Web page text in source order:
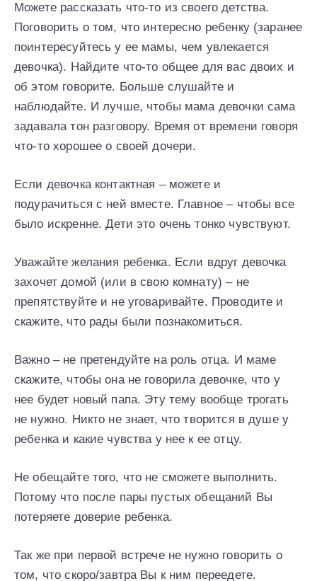
Можете рассказать что-то из своего детства.
Поговорить о том, что интересно ребенку (заранее
поинтересуйтесь у ее мамы, чем увлекается
девочка). Найдите что-то общее для вас двоих и
об этом говорите. Больше слушайте и
наблюдайте. И лучше, чтобы мама девочки сама
задавала тон разговору. Время от времени говоря
что-то хорошее о своей дочери.
Если девочка контактная – можете и
подурачиться с ней вместе. Главное – чтобы все
было искренне. Дети это очень тонко чувствуют.
Уважайте желания ребенка. Если вдруг девочка
захочет домой (или в свою комнату) – не
препятствуйте и не уговаривайте. Проводите и
скажите, что рады были познакомиться.
Важно – не претендуйте на роль отца. И маме
скажите, чтобы она не говорила девочке, что у
нее будет новый папа. Эту тему вообще трогать
не нужно. Никто не знает, что творится в душе у
ребенка и какие чувства у нее к ее отцу.
Не обещайте того, что не сможете выполнить.
Потому что после пары пустых обещаний Вы
потеряете доверие ребенка.
Так же при первой встрече не нужно говорить о
том, что скоро/завтра Вы к ним переедете.